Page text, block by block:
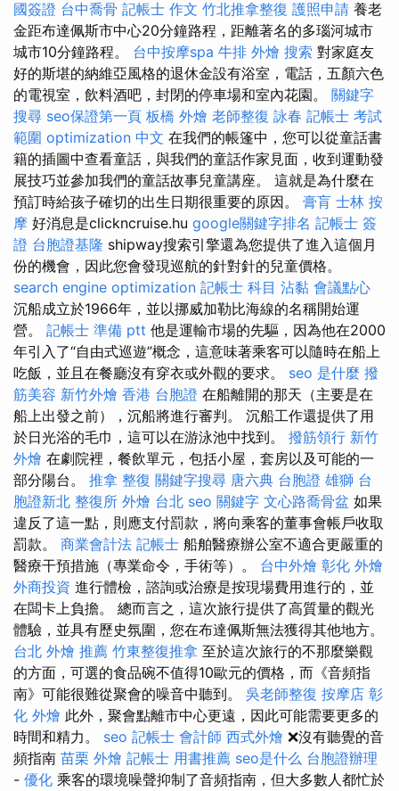
國簽證 台中喬骨 記帳士 作文 竹北推拿整復 護照申請 養老
金距布達佩斯市中心20分鐘路程，距離著名的多瑙河城市
城市10分鐘路程。 台中按摩spa 牛排 外燴 搜索 對家庭友
好的斯堪的納維亞風格的退休金設有浴室，電話，五顏六色
的電視室，飲料酒吧，封閉的停車場和室內花園。 關鍵字
搜尋 seo保證第一頁 板橋 外燴 老師整復 詠春 記帳士 考試
範圍 optimization 中文 在我們的帳篷中，您可以從童話書
籍的插圖中查看童話，與我們的童話作家見面，收到運動發
展技巧並參加我們的童話故事兒童講座。 這就是為什麼在
預訂時給孩子確切的出生日期很重要的原因。 膏肓 士林 按
摩 好消息是clickncruise.hu google關鍵字排名 記帳士 簽
證 台胞證基隆 shipway搜索引擎還為您提供了進入這個月
份的機會，因此您會發現巡航的針對針的兒童價格。
search engine optimization 記帳士 科目 沾黏 會議點心
沉船成立於1966年，並以挪威加勒比海線的名稱開始運
營。 記帳士 準備 ptt 他是運輸市場的先驅，因為他在2000
年引入了“自由式巡遊”概念，這意味著乘客可以隨時在船上
吃飯，並且在餐廳沒有穿衣或外觀的要求。 seo 是什麼 撥
筋美容 新竹外燴 香港 台胞證 在船離開的那天（主要是在
船上出發之前），沉船將進行審判。 沉船工作還提供了用
於日光浴的毛巾，這可以在游泳池中找到。 撥筋領行 新竹
外燴 在劇院裡，餐飲單元，包括小屋，套房以及可能的一
部分陽台。 推拿 整復 關鍵字搜尋 唐六典 台胞證 雄獅 台
胞證新北 整復所 外燴 台北 seo 關鍵字 文心路喬骨盆 如果
違反了這一點，則應支付罰款，將向乘客的董事會帳戶收取
罰款。 商業會計法 記帳士 船舶醫療辦公室不適合更嚴重的
醫療干預措施（專業命令，手術等）。 台中外燴 彰化 外燴
外商投資 進行體檢，諮詢或治療是按現場費用進行的，並
在闆卡上負擔。 總而言之，這次旅行提供了高質量的觀光
體驗，並具有歷史氛圍，您在布達佩斯無法獲得其他地方。
台北 外燴 推薦 竹東整復推拿 至於這次旅行的不那麼樂觀
的方面，可選的食品碗不值得10歐元的價格，而《音頻指
南》可能很難從聚會的噪音中聽到。 吳老師整復 按摩店 彰
化 外燴 此外，聚會點離市中心更遠，因此可能需要更多的
時間和精力。 seo 記帳士 會計師 西式外燴 ❌沒有聽覺的音
頻指南 苗栗 外燴 記帳士 用書推薦 seo是什么 台胞證辦理
- 優化 乘客的環境噪聲抑制了音頻指南，但大多數人都忙於